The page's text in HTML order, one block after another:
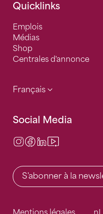
Quicklinks
Emplois
Médias
Shop
Centrales d'annonce
Français
Social Media
Instagram
Facebook
LinkedIn
S'abonner à la